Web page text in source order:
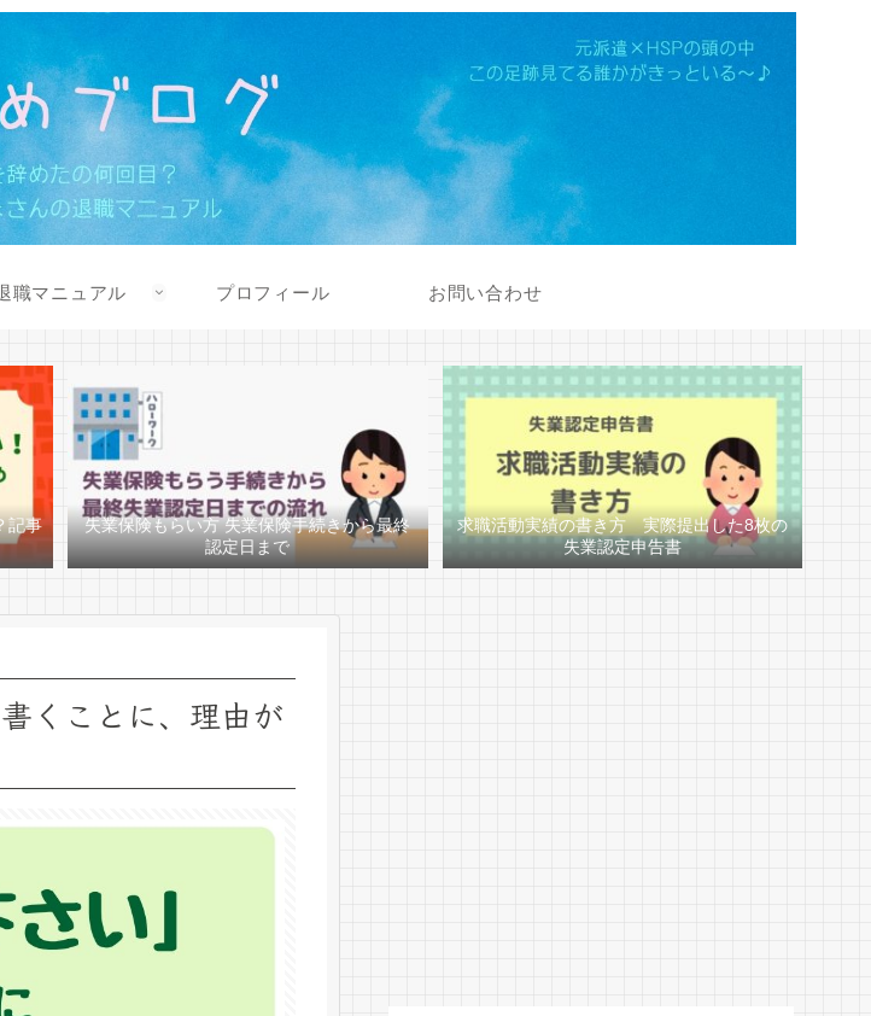
職マニュアル プロフィール お問い合わせ
記事
失業保険もらい方 失業保険手続きから最終
認定日まで
求職活動実績の書き方 実際提出した8枚の
失業認定申告書
くことに、理由が